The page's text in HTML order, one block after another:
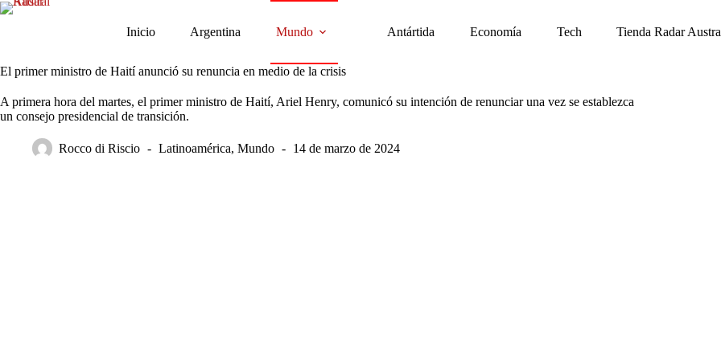
Saltar
Inicio Argentina Mundo Antártida Economía Tech Tienda Radar
El primer ministro de Haití anunció su renuncia en medio de la crisis
A primera hora del martes, el primer ministro de Haití, Ariel Henry, comunicó su intención de renunciar una vez se establezca
un consejo presidencial de transición.
Rocco di Riscio Latinoamérica, Mundo 14 de marzo de 2024